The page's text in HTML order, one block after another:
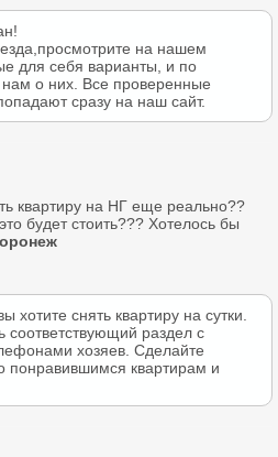
на нашем
для себя варианты, и по
о них. Все проверенные
сразу на наш сайт.
квартиру на НГ еще реально??
будет стоить??? Хотелось бы
хотите снять квартиру на сутки.
соответствующий раздел с
хозяев. Сделайте
понравившимся квартирам и